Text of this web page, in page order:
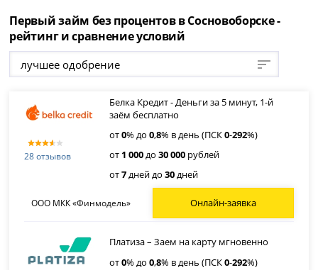
Первый займ без процентов в Сосновоборске -
рейтинг и сравнение условий
лучшее одобрение
28 отзывов
Белка Кредит - Деньги за 5 минут, 1-й
заём бесплатно
от0% до0,8% в день (ПСК0-292%)
от 1 000до30 000 рублей
от7дней до30дней
ООО МКК «Финмодель» Онлайн-заявка
Платиза – Заем на карту мгновенно
от0% до0,8% в день (ПСК0-292%)